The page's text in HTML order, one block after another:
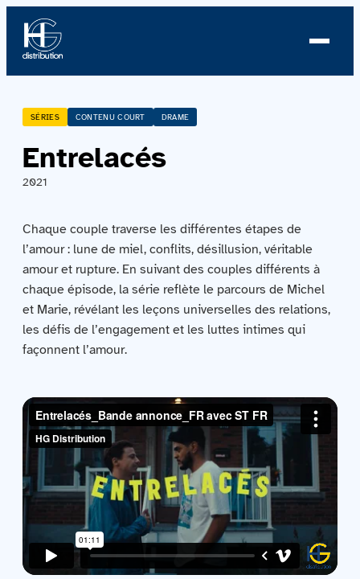
À propos
Profil
Équipe
Équipe
Catalogue
Acquisitions
SÉRIES CONTENU COURT DRAME
Entrelacés
2021
Chaque couple traverse les différentes étapes de
l’amour : lune de miel, conflits, désillusion, véritable
amour et rupture. En suivant des couples différents à
chaque épisode, la série reflète le parcours de Michel
et Marie, révélant les leçons universelles des relations,
les défis de l’engagement et les luttes intimes qui
façonnent l’amour.